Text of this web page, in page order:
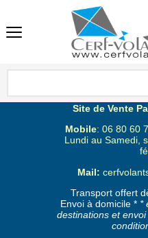
Site de Vente
Mobile: 06 80 60
Lundi au Samedi,
Mail:
Transport offert
Envoi à domicile * *
destinations et